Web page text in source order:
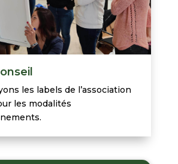
les labels de l’association
les modalités